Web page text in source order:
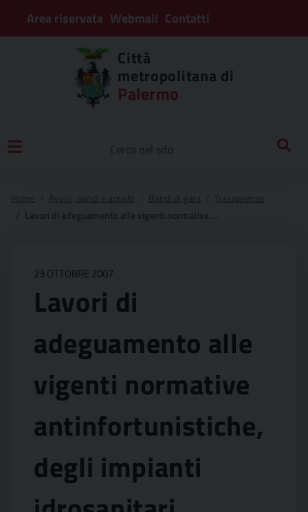
Area riservata Webmail Contatti
Città
metropolitana di
Palermo
23 OTTOBRE 2007
Lavori di
adeguamento alle
vigenti normative
antinfortunistiche,
degli impianti